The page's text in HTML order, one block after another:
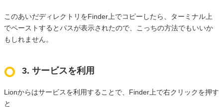
このあいだディレクトリをFinder上でコピーしたら、ターミナル上
でペーストするとパスが表示されたので、こっちの方法でもいいか
もしれません。
3. サービスを利用
Lionからはサービスを利用することで、Finder上で右クリックを押す
と